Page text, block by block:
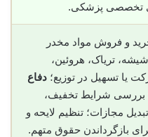
تخصصی پزشکی.
و فروش مواد مخدر
تریاک، هروئین،
یا تسهیل در توزیع؛ دفاع
بررسی شرایط تخفیف،
مجازات؛ تنظیم لایحه و
بازگرداندن حقوق متهم.